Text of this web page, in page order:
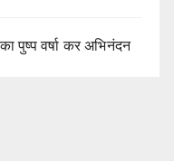
पुष्प वर्षा कर अभिनंदन